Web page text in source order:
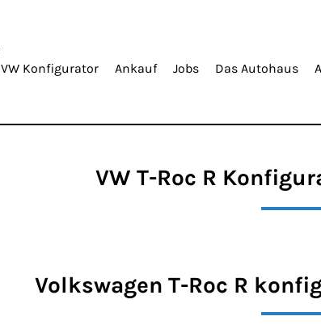
VW Konfigurator Ankauf Jobs Das Autohaus
VW T-Roc R
Volkswagen T-Roc R